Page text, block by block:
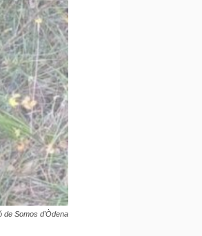
de Somos d'Òdena